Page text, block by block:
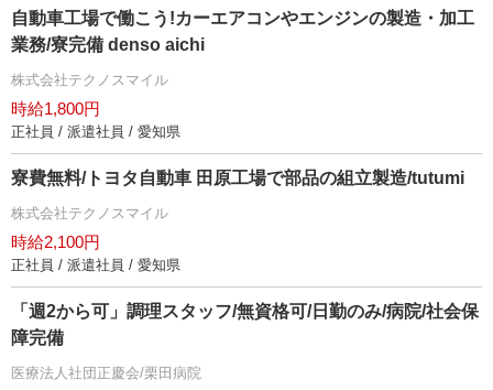
自動車工場で働こう!カーエアコンやエンジンの製造・加工
業務/寮完備 denso aichi
株式会社テクノスマイル
時給1,800円
正社員 / 派遣社員 / 愛知県
寮費無料/トヨタ自動車 田原工場で部品の組立製造/tutumi
株式会社テクノスマイル
時給2,100円
正社員 / 派遣社員 / 愛知県
「週2から可」調理スタッフ/無資格可/日勤のみ/病院/社会保
障完備
医療法人社団正慶会/栗田病院